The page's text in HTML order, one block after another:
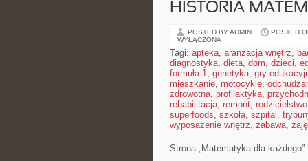
HISTORIA
POSTED BY ADMIN POSTED
WYŁĄCZONA
Tagi: apteka, aranżacja wnętrz,
diagnostyka, dieta, dom, dzieci,
formuła 1, genetyka, gry
mieszkanie, motocykle,
zdrowotna, profilaktyka,
rehabilitacja, remont, rodzicielstwo
superfoods, szkoła, szpital ,
wyposażenie wnętrz, zabawa,
Strona „Matematyka dla